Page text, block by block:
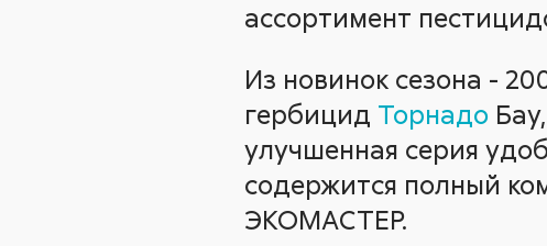
ассортимент
Из новинок сезона -
гербицид Торнадо
улучшенная серия
содержится полный
ЭКОМАСТЕР.